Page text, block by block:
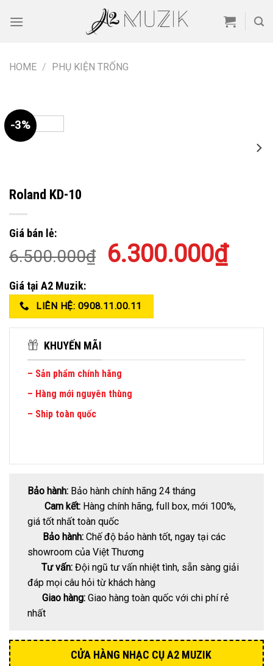
HOME / PHỤ KIỆN TRỐNG
-3%
Roland KD-10
Giá bán lẻ:
6.500.000₫ 6.300.000₫
Giá tại A2 Muzik:
LIÊN HỆ: 0908.11.00.11
KHUYẾN MÃI
– Sản phẩm chính hãng
– Hàng mới nguyên thùng
– Ship toàn quốc
Bảo hành: Bảo hành chính hãng 24 tháng
Cam kết: Hàng chính hãng, full box, mới 100%,
giá tốt nhất toàn quốc
Bảo hành: Chế độ bảo hành tốt, ngay tại các
showroom của Việt Thương
Tư vấn: Đội ngũ tư vấn nhiệt tình, sẵn sàng giải
đáp mọi câu hỏi từ khách hàng
Giao hàng: Giao hàng toàn quốc với chi phí rẻ
nhất
CỬA HÀNG NHẠC CỤ A2 MUZIK